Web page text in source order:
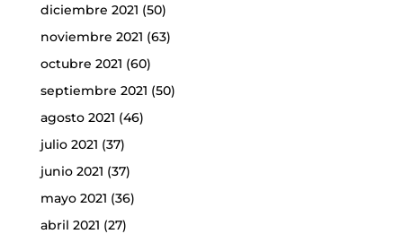
diciembre 2021 (50)
noviembre 2021 (63)
octubre 2021 (60)
septiembre 2021 (50)
agosto 2021 (46)
julio 2021 (37)
junio 2021 (37)
mayo 2021 (36)
abril 2021 (27)